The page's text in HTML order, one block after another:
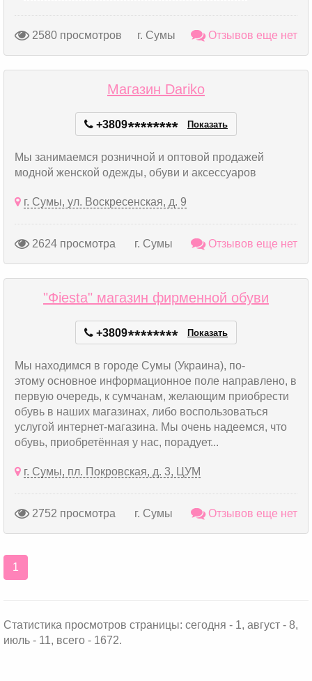
2580 просмотров г. Сумы Отзывов еще нет
Магазин Dariko
+3809******** Показать
Мы занимаемся розничной и оптовой продажей
модной женской одежды, обуви и аксессуаров
г. Сумы, ул. Воскресенская, д. 9
2624 просмотра г. Сумы Отзывов еще нет
"Фiesta" магазин фирменной обуви
+3809******** Показать
Мы находимся в городе Сумы (Украина), по-
этому основное информационное поле направлено, в
первую очередь, к сумчанам, желающим приобрести
обувь в наших магазинах, либо воспользоваться
услугой интернет-магазина. Мы очень надеемся, что
обувь, приобретённая у нас, порадует...
г. Сумы, пл. Покровская, д. 3, ЦУМ
2752 просмотра г. Сумы Отзывов еще нет
1
Статистика просмотров страницы: сегодня - 1, август - 8,
июль - 11, всего - 1672.